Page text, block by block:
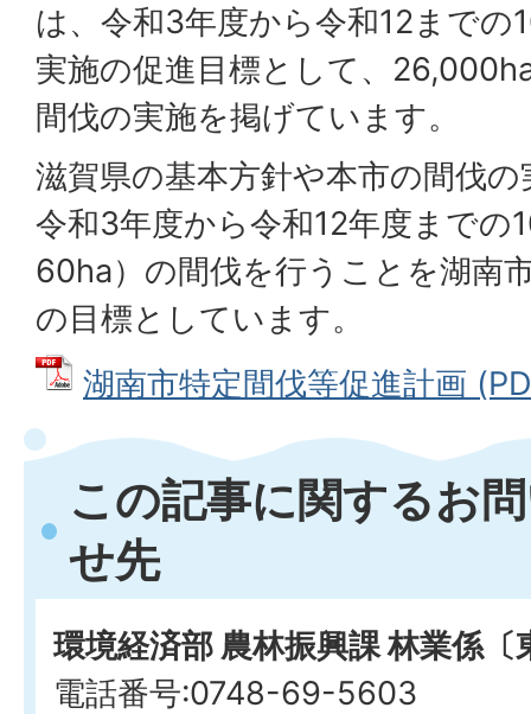
は、令和3年度から令和12までの
実施の促進目標として、
間伐の実施を掲げています。
滋賀県の基本方針や本市の間伐
令和3年度から令和12年度までの
60ha）の間伐を行うことを湖南
の目標としています。
湖南市特定間伐等促進計画
この記事に関するお
せ先
環境経済部 農林振興課 林業係〔
電話番号:0748-69-5603